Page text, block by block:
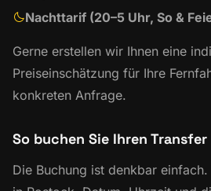
Nachttarif (20–5 Uhr, So &
Gerne erstellen wir Ihnen eine
Preiseinschätzung für Ihre
konkreten Anfrage.
So buchen Sie Ihren Transfer
Die Buchung ist denkbar